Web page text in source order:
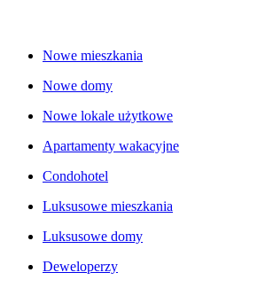
Nowe mieszkania
Nowe domy
Nowe lokale użytkowe
Apartamenty wakacyjne
Condohotel
Luksusowe mieszkania
Luksusowe domy
Deweloperzy